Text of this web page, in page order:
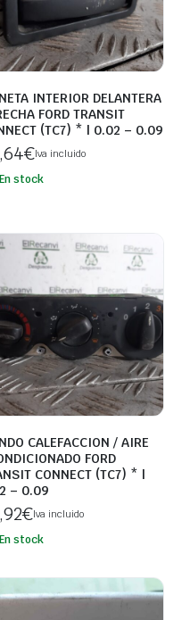
INTERIOR DELANTERA
FORD TRANSIT
(TC7) * | 0.02 – 0.09
€Iva incluido
En stock
CALEFACCION / AIRE
FORD
CONNECT (TC7) * |
– 0.09
€Iva incluido
En stock